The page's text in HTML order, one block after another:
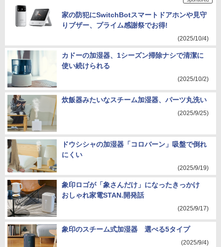
家の防犯にSwitchBotスマートドアホンや見守
りブザー、プライム感謝祭でお得!
(2025/10/4)
カドーの加湿器、1シーズン掃除ナシで清潔に
使い続けられる
(2025/10/2)
炊飯器みたいなスチーム加湿器、パーツ丸洗い
(2025/9/25)
ドウシシャの加湿器「コロバーン」吸盤で倒れ
にくい
(2025/9/19)
象印ロゴが「象さんだけ」になったきっかけ
おしゃれ家電STAN.開発話
(2025/9/17)
象印のスチーム式加湿器 選べる5タイプ
(2025/9/4)